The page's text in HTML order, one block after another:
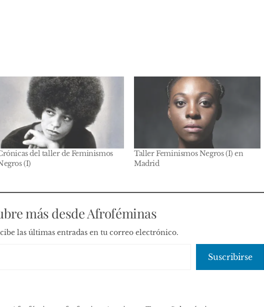
del taller de Feminismos
(I)
Taller Feminismos Negros (I) en
Madrid
más desde Afroféminas
las últimas entradas en tu correo electrónico.
Suscribirse